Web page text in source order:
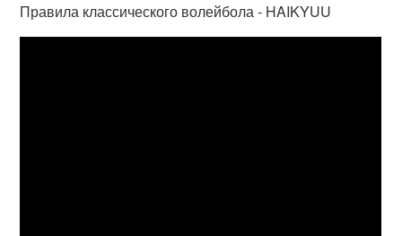
Правила классического волейбола - HAIKYUU